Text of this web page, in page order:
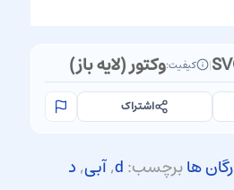
| کیفیت:وکتور (لایه باز)
اشتراک
هابرچسب:d
,آبی,د